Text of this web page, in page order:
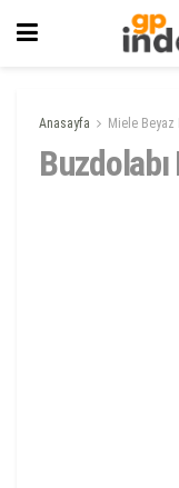
Anasayfa Miele Beyaz